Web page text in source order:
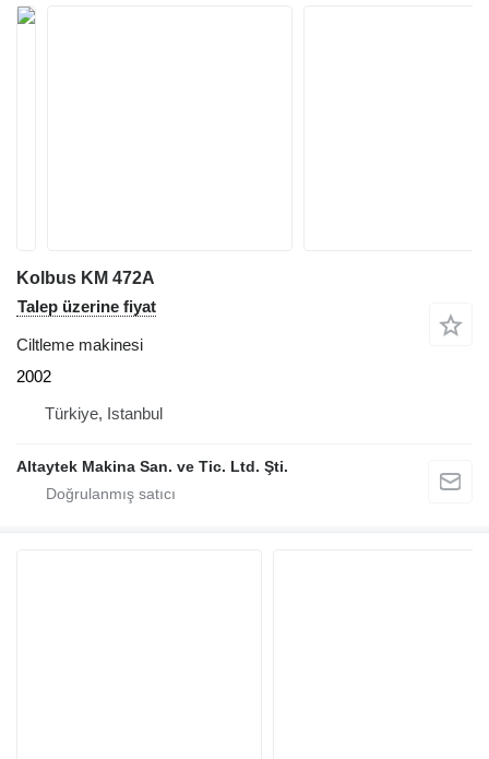
Kolbus KM 472A
Talep üzerine fiyat
Ciltleme makinesi
2002
Türkiye, Istanbul
Altaytek Makina San. ve Tic. Ltd. Şti.